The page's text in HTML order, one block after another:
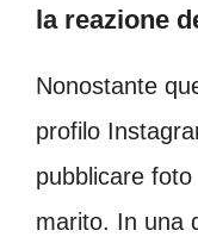
la reazione
Nonostante
profilo
pubblicare
marito. In una